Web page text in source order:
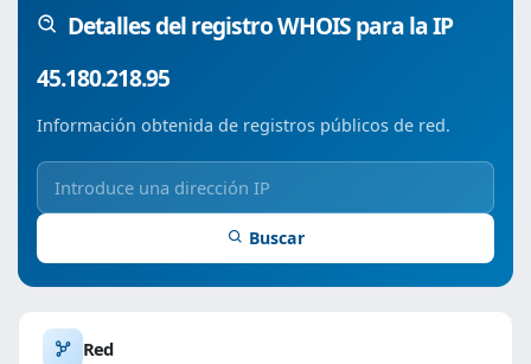
Detalles del registro WHOIS para la IP
45.180.218.95
Información obtenida de registros públicos de red.
Buscar
Red